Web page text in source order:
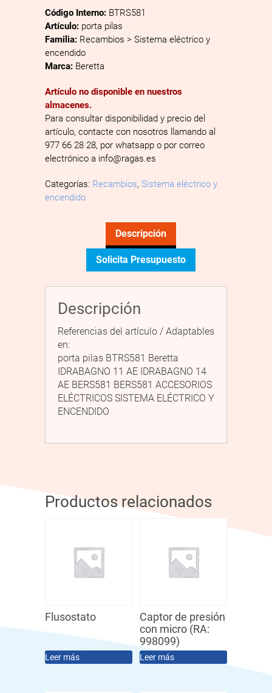
Código Interno: BTRS581
Artículo: porta pilas
Familia: Recambios > Sistema eléctrico y
encendido
Marca: Beretta
Artículo no disponible en nuestros
almacenes.
Para consultar disponibilidad y precio del
artículo, contacte con nosotros llamando al
977 66 28 28, por whatsapp o por correo
electrónico a info@ragas.es
Categorías: Recambios, Sistema eléctrico y
encendido
Descripción
Solicita Presupuesto
Descripción
Referencias del artículo / Adaptables
en:
porta pilas BTRS581 Beretta
IDRABAGNO 11 AE IDRABAGNO 14
AE BERS581 BERS581 ACCESORIOS
ELÉCTRICOS SISTEMA ELÉCTRICO Y
ENCENDIDO
Productos relacionados
Flusostato
Leer más
Captor de presión
con micro (RA:
998099)
Leer más